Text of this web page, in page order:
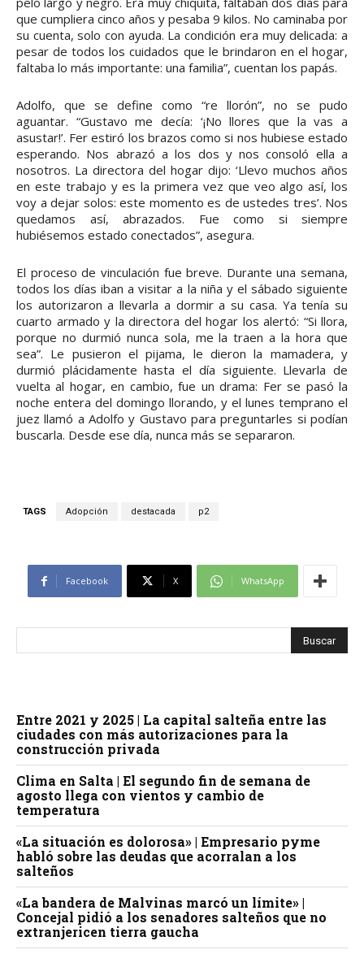
que cumpliera cinco años y pesaba 9 kilos. No caminaba por
su cuenta, solo con ayuda. La condición era muy delicada: a
pesar de todos los cuidados que le brindaron en el hogar,
faltaba lo más importante: una familia”, cuentan los papás.
Adolfo, que se define como “re llorón”, no se pudo
aguantar. “Gustavo me decía: ‘¡No llores que la vas a
asustar!’. Fer estiró los brazos como si nos hubiese estado
esperando. Nos abrazó a los dos y nos consoló ella a
nosotros. La directora del hogar dijo: ‘Llevo muchos años
en este trabajo y es la primera vez que veo algo así, los
voy a dejar solos: este momento es de ustedes tres’. Nos
quedamos así, abrazados. Fue como si siempre
hubiésemos estado conectados”, asegura.
El proceso de vinculación fue breve. Durante una semana,
todos los días iban a visitar a la niña y el sábado siguiente
los autorizaron a llevarla a dormir a su casa. Ya tenía su
cuarto armado y la directora del hogar los alertó: “Si llora,
porque no durmió nunca sola, me la traen a la hora que
sea”. Le pusieron el pijama, le dieron la mamadera, y
durmió plácidamente hasta el día siguiente. Llevarla de
vuelta al hogar, en cambio, fue un drama: Fer se pasó la
noche entera del domingo llorando, y el lunes temprano el
juez llamó a Adolfo y Gustavo para preguntarles si podían
buscarla. Desde ese día, nunca más se separaron.
TAGS Adopción destacada p2
Facebook X WhatsApp
Entre 2021 y 2025 | La capital salteña entre las
ciudades con más autorizaciones para la
construcción privada
Clima en Salta | El segundo fin de semana de
agosto llega con vientos y cambio de
temperatura
«La situación es dolorosa» | Empresario pyme
habló sobre las deudas que acorralan a los
salteños
«La bandera de Malvinas marcó un límite» |
Concejal pidió a los senadores salteños que no
extranjericen tierra gaucha